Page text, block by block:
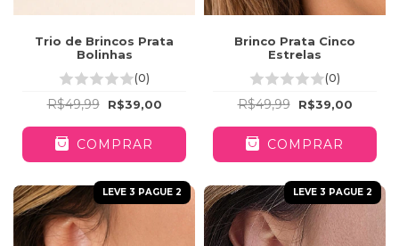
Trio de Brincos Prata
Bolinhas
(0)
R$49,99 R$39,00
COMPRAR
Brinco Prata Cinco
Estrelas
(0)
R$49,99 R$39,00
COMPRAR
LEVE 3 PAGUE 2 LEVE 3 PAGUE 2